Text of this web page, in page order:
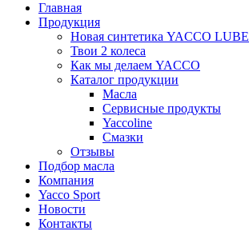
Главная
Продукция
Новая синтетика YACCO LUBE
Твои 2 колеса
Как мы делаем YACCO
Каталог продукции
Масла
Сервисные продукты
Yaccoline
Смазки
Отзывы
Подбор масла
Компания
Yacco Sport
Новости
Контакты